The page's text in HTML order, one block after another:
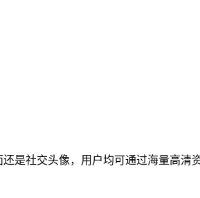
是社交头像，用户均可通过海量高清